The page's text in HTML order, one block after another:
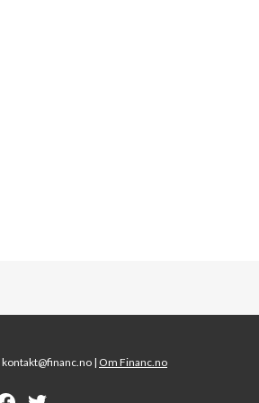
kontakt@financ.no | Om Financ.no